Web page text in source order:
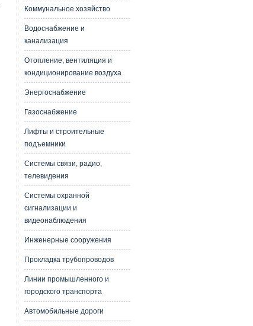
Коммунальное хозяйство
Водоснабжение и
канализация
Отопление, вентиляция и
кондиционирование воздуха
Энергоснабжение
Газоснабжение
Лифты и строительные
подъемники
Системы связи, радио,
телевидения
Системы охранной
сигнализации и
видеонаблюдения
Инженерные сооружения
Прокладка трубопроводов
Линии промышленного и
городского транспорта
Автомобильные дороги